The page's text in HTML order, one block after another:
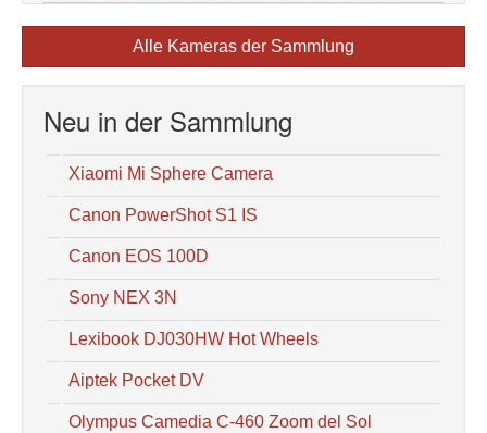
Alle Kameras der Sammlung
Neu in der Sammlung
Xiaomi Mi Sphere Camera
Canon PowerShot S1 IS
Canon EOS 100D
Sony NEX 3N
Lexibook DJ030HW Hot Wheels
Aiptek Pocket DV
Olympus Camedia C-460 Zoom del Sol